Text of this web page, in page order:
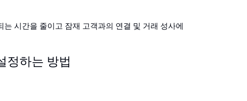
시간을 줄이고 잠재 고객과의 연결 및 거래 성사에
정하는 방법